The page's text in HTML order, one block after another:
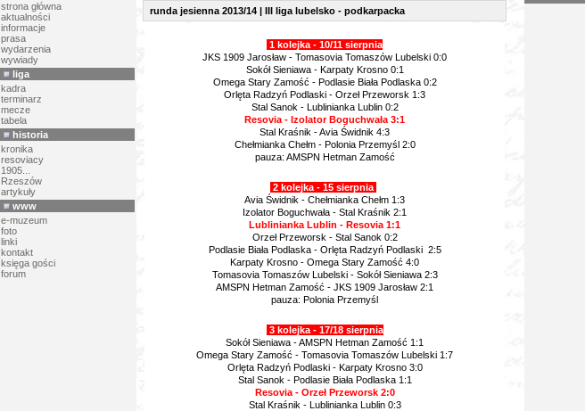
strona główna
aktualności
informacje
prasa
wydarzenia
wywiady
liga
kadra
terminarz
mecze
tabela
historia
kronika
resoviacy
1905...
Rzeszów
artykuły
www
e-muzeum
foto
linki
kontakt
księga gości
forum
runda jesienna 2013/14 | III liga lubelsko - podkarpacka
1 kolejka - 10/11 sierpnia
JKS 1909 Jarosław - Tomasovia Tomaszów Lubelski 0:0
Sokół Sieniawa - Karpaty Krosno 0:1
Omega Stary Zamość - Podlasie Biała Podlaska 0:2
Orlęta Radzyń Podlaski - Orzeł Przeworsk 1:3
Stal Sanok - Lublinianka Lublin 0:2
Resovia - Izolator Boguchwała 3:1
Stal Kraśnik - Avia Świdnik 4:3
Chełmianka Chełm - Polonia Przemyśl 2:0
pauza: AMSPN Hetman Zamość
2 kolejka - 15 sierpnia
Avia Świdnik - Chełmianka Chełm 1:3
Izolator Boguchwała - Stal Kraśnik 2:1
Lublinianka Lublin - Resovia 1:1
Orzeł Przeworsk - Stal Sanok 0:2
Podlasie Biała Podlaska - Orlęta Radzyń Podlaski 2:5
Karpaty Krosno - Omega Stary Zamość 4:0
Tomasovia Tomaszów Lubelski - Sokół Sieniawa 2:3
AMSPN Hetman Zamość - JKS 1909 Jarosław 2:1
pauza: Polonia Przemyśl
3 kolejka - 17/18 sierpnia
Sokół Sieniawa - AMSPN Hetman Zamość 1:1
Omega Stary Zamość - Tomasovia Tomaszów Lubelski 1:7
Orlęta Radzyń Podlaski - Karpaty Krosno 3:0
Stal Sanok - Podlasie Biała Podlaska 1:1
Resovia - Orzeł Przeworsk 2:0
Stal Kraśnik - Lublinianka Lublin 0:3